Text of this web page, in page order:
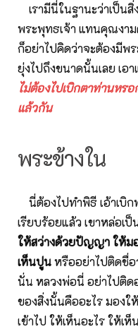
เรามีนี่ในฐานะว่าเป็น
พระพุทธเจ้า แทนคุณงาม
ก็อย่าไปคิดว่าจะต้องมีพ
ยุ่งไปถึงขนาดนั้นเลย เอ
ไม่ต้องไปเบิกตาท่านหรอ
แล้วกัน
พระข้างใน
นี่ต้องไปทำพิธี เอ้าเบิ
เรียบร้อยแล้ว เขาหล่อเป็
ให้สว่างด้วยปัญญา ให้มอ
เห็นปูนหรืออย่าไปติดชื่
นั่น หลวงพ่อนี่ อย่าไปติด
ของสิ่งนั้นคืออะไร มองใ
เข้าไป ให้เห็นอะไร ให้